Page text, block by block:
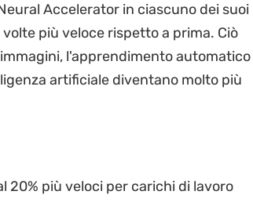
Accelerator in ciascuno dei suoi
più veloce rispetto a prima. Ciò
l'apprendimento automatico
artificiale diventano molto più
20% più veloci per carichi di lavoro